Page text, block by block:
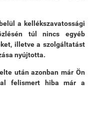
a kellékszavatossági
túl nincs egyéb
illetve a szolgáltatást
nyújtotta.
után azonban már Ön
felismert hiba már a